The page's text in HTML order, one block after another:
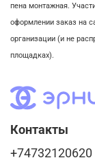
пена монтажная.
оформлении заказ на
организации (и не
площадках).
Контакты
+74732120620